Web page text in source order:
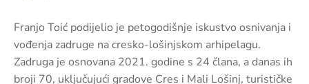
Franjo Toić podijelio je petogodišnje iskustvo osnivanja i
vođenja zadruge na cresko-lošinjskom arhipelagu.
Zadruga je osnovana 2021. godine s 24 člana, a danas ih
broji 70, uključujući gradove Cres i Mali Lošinj, turističke